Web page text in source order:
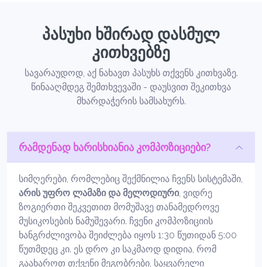
პასუხი ხშირად დასმულ
კითხვებზე
სავარაუდოდ, აქ ნახავთ პასუხს თქვენს კითხვაზე.
წინააღმდეგ შემთხვევაში - დაუსვით შეკითხვა
მხარდაჭერის სამსახურს.
რამდენად ხარისხიანია კომპოზიციები?
სიმღერები, რომლებიც შექმნილია ჩვენს სისტემაში,
არის უფრო ლამაზი და მელოდიური, ვიდრე
ზოგიერთი შეკვეთით მომუშავე თანამედროვე
მუსიკოსების ნამუშევარი. ჩვენი კომპოზიციის
ხანგრძლივობა შეიძლება იყოს 1:30 წუთიდან 5:00
წუთმდეც კი. ეს დრო კი საკმაოდ დიდია, რომ
გაახაროთ თქვენი მეგობრები, საყვარელი